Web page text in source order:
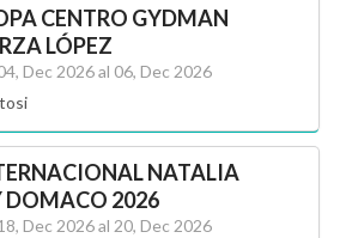
CENTRO GYDMAN
LÓPEZ
Dec 2026 al 06, Dec 2026
NATALIA
DOMACO 2026
Dec 2026 al 20, Dec 2026